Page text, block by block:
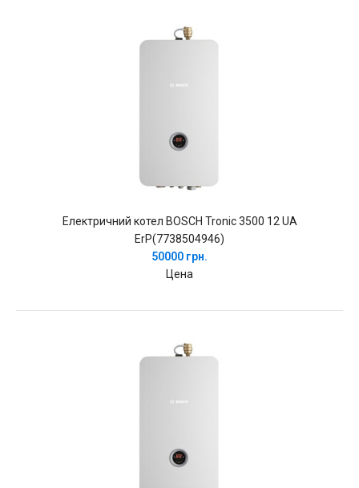
Електричний котел BOSCH Tronic 3500 12 UA
ErP(7738504946)
50000 грн.
Цена